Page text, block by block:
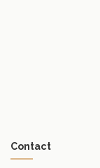
Contact